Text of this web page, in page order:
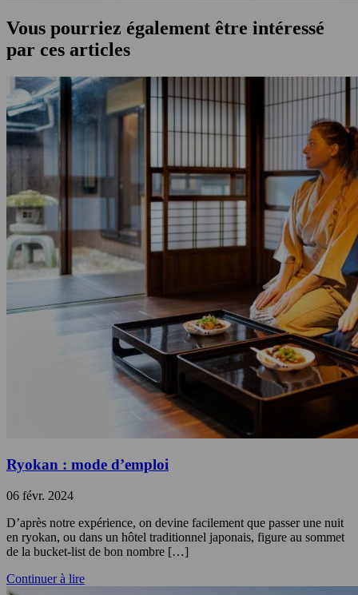
Vous pourriez également être intéressé
par ces articles
Ryokan : mode d’emploi
06 févr. 2024
D’après notre expérience, on devine facilement que passer une nuit
en ryokan, ou dans un hôtel traditionnel japonais, figure au sommet
de la bucket-list de bon nombre […]
Continuer à lire